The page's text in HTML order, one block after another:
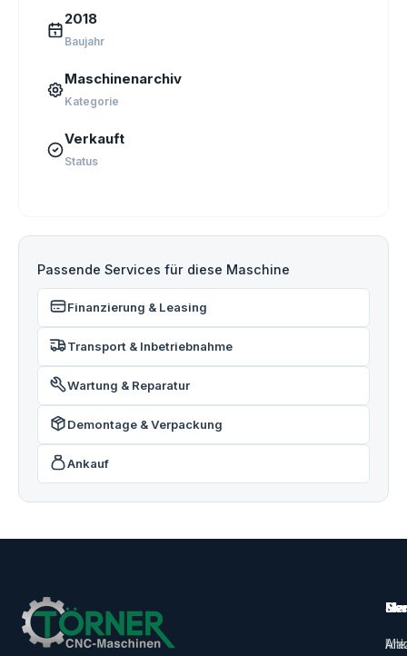
2018
Baujahr
Maschinenarchiv
Kategorie
Verkauft
Status
Passende Services für diese Maschine
Finanzierung & Leasing
Transport & Inbetriebnahme
Wartung & Reparatur
Demontage & Verpackung
Ankauf
Alle